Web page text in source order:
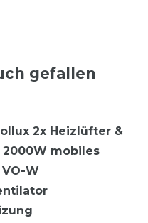
gefallen
2x Heizlüfter &
mobiles
W